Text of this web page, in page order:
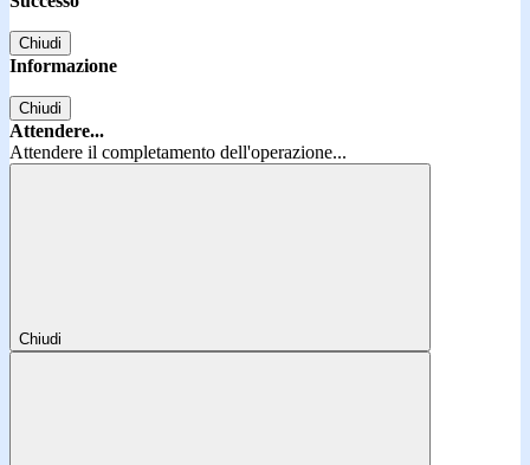
Chiudi
Informazione
Chiudi
Attendere...
Attendere il completamento dell'operazione...
Chiudi